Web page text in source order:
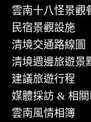
雲南十八怪景觀
民宿景觀設施
清境交通路線圖
清境週邊旅遊景
建議旅遊行程
媒體採訪 & 相
雲南風情相簿